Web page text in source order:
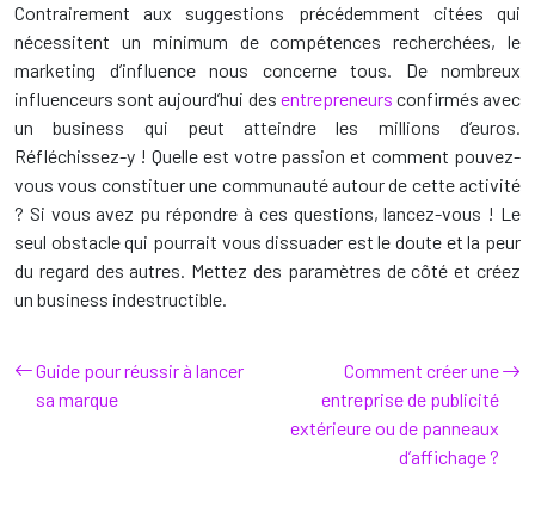
Contrairement aux suggestions précédemment citées qui
nécessitent un minimum de compétences recherchées, le
marketing d’influence nous concerne tous. De nombreux
influenceurs sont aujourd’hui des entrepreneurs confirmés avec
un business qui peut atteindre les millions d’euros.
Réfléchissez-y ! Quelle est votre passion et comment pouvez-
vous vous constituer une communauté autour de cette activité
? Si vous avez pu répondre à ces questions, lancez-vous ! Le
seul obstacle qui pourrait vous dissuader est le doute et la peur
du regard des autres. Mettez des paramètres de côté et créez
un business indestructible.
Guide pour réussir à lancer
sa marque
Comment créer une
entreprise de publicité
extérieure ou de panneaux
d’affichage ?